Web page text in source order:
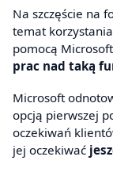
Na szczęście na
temat
pomocą
prac nad taką
Microsoft
opcją pierwszej
oczekiwań
jej oczekiwać